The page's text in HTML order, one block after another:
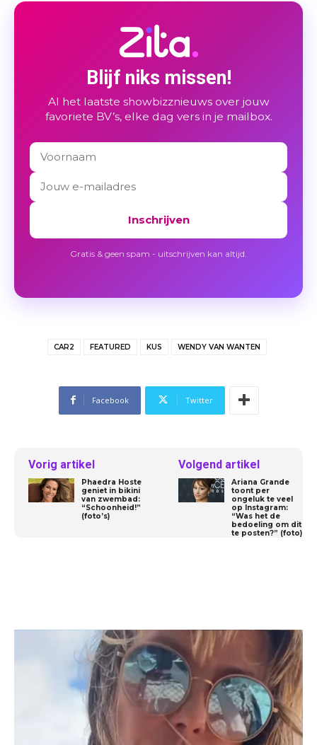
Blijf niks missen!
Al het laatste showbizznieuws over jouw
favoriete BV’s, elke dag vers in je mailbox.
Inschrijven
Gratis & geen spam - uitschrijven kan altijd.
CAR2 FEATURED KUS WENDY VAN WANTEN
Facebook Twitter
Vorig artikel
Phaedra Hoste
geniet in bikini
van zwembad:
“Schoonheid!”
(foto’s)
Volgend artikel
Ariana Grande
toont per
ongeluk te veel
op Instagram:
“Was het de
bedoeling om dit
te posten?” (foto)